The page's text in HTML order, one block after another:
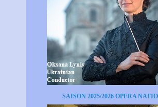
SAISON 2025/2026 OPERA